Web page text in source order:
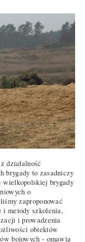
działalność
brygady to zasadniczy
wielkopolskiej brygady
o
zaproponować
i metody szkolenia,
i prowadzenia
obiektów
bojowych - omawia